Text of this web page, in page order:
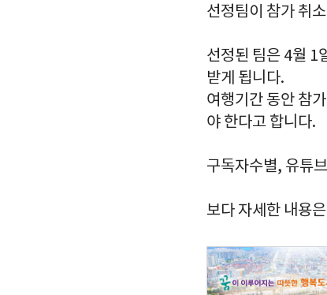
선정팀이 참가 취
선정된 팀은 4월 1
받게 됩니다.
여행기간 동안 참
야 한다고 합니다.
구독자수별, 유튜
보다 자세한 내용은